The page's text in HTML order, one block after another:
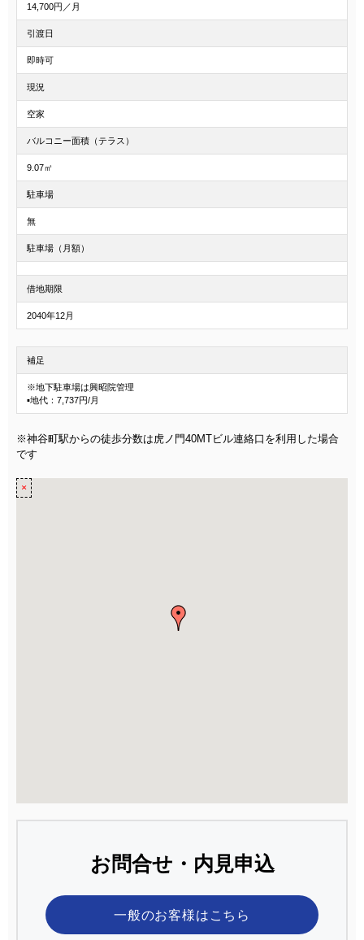
14,700円／月
引渡日
即時可
現況
空家
バルコニー面積（テラス）
9.07㎡
駐車場
無
駐車場（月額）
借地期限
2040年12月
補足
※地下駐車場は興昭院管理
▪地代：7,737円/月
※神谷町駅からの徒歩分数は虎ノ門40MTビル連絡口を利用した場合
です
お問合せ・内見申込
一般のお客様はこちら